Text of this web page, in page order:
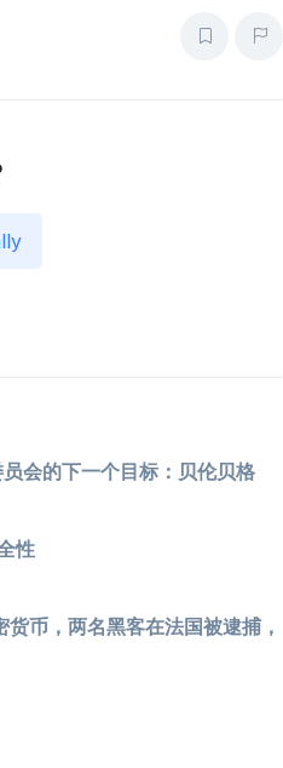
会的下一个目标：贝伦贝格
性
币，两名黑客在法国被逮捕，